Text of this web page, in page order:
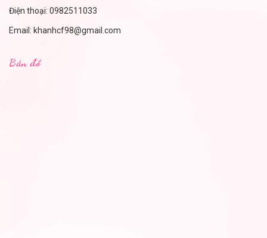
Điện thoại: 0982511033
Email: khanhcf98@gmail.com
Bản đồ